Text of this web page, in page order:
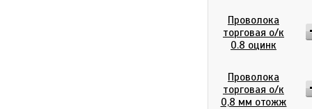
Проволока
торговая о/к
0.8 оцинк
Проволока
торговая о/к
0,8 мм отожж